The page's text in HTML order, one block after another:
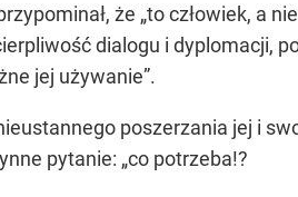
że „to człowiek, a
dialogu i dyplomacji,
jej używanie”.
poszerzania jej i
pytanie: „co potrzeba!?